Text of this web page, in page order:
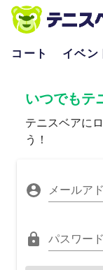
コート イベン
いつでもテ
テニスベアに
う！
メールア
パスワード